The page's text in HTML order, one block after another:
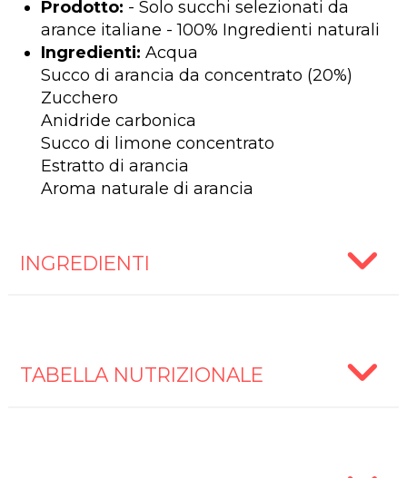
Prodotto: - Solo succhi selezionati da
arance italiane - 100% Ingredienti naturali
Ingredienti: Acqua
Succo di arancia da concentrato (20%)
Zucchero
Anidride carbonica
Succo di limone concentrato
Estratto di arancia
Aroma naturale di arancia
INGREDIENTI
TABELLA NUTRIZIONALE